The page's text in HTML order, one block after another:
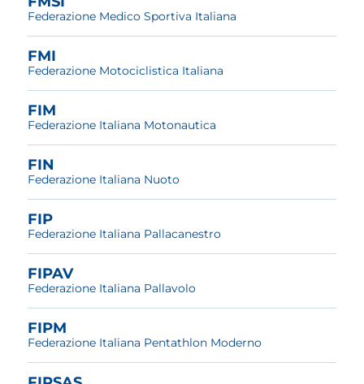
Federazione Medico Sportiva Italiana
FMI
Federazione Motociclistica Italiana
FIM
Federazione Italiana Motonautica
FIN
Federazione Italiana Nuoto
FIP
Federazione Italiana Pallacanestro
FIPAV
Federazione Italiana Pallavolo
FIPM
Federazione Italiana Pentathlon Moderno